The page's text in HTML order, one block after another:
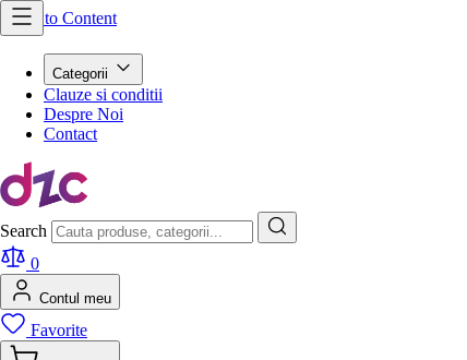
Skip to Content
Categorii
Clauze si conditii
Despre Noi
Contact
Search
0
Contul meu
Favorite